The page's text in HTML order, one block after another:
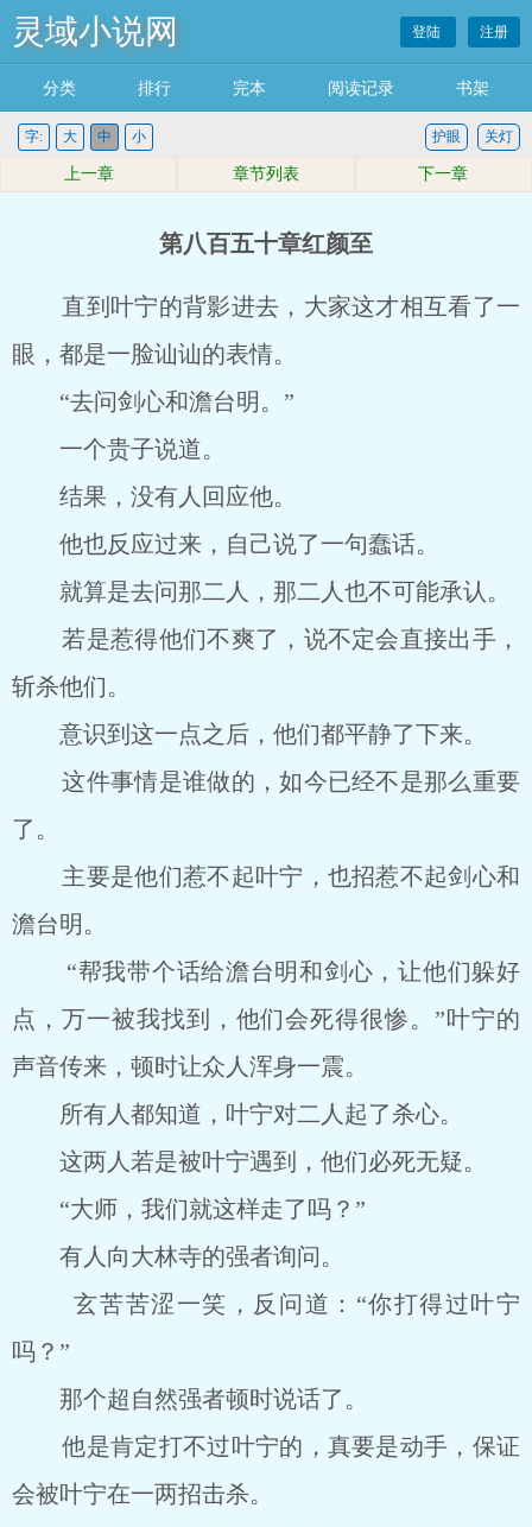
灵域小说网 登陆 注册
分类 排行 完本 阅读记录 书架
字: 大 中 小 关灯
护眼
上一章 章节列表 下一章
第八百五十章红颜至
直到叶宁的背影进去，大家这才相互看了一
眼，都是一脸讪讪的表情。
“去问剑心和澹台明。”
一个贵子说道。
结果，没有人回应他。
他也反应过来，自己说了一句蠢话。
就算是去问那二人，那二人也不可能承认。
若是惹得他们不爽了，说不定会直接出手，
斩杀他们。
意识到这一点之后，他们都平静了下来。
这件事情是谁做的，如今已经不是那么重要
了。
主要是他们惹不起叶宁，也招惹不起剑心和
澹台明。
“帮我带个话给澹台明和剑心，让他们躲好
点，万一被我找到，他们会死得很惨。”叶宁的
声音传来，顿时让众人浑身一震。
所有人都知道，叶宁对二人起了杀心。
这两人若是被叶宁遇到，他们必死无疑。
“大师，我们就这样走了吗？”
有人向大林寺的强者询问。
玄苦苦涩一笑，反问道：“你打得过叶宁
吗？”
那个超自然强者顿时说话了。
他是肯定打不过叶宁的，真要是动手，保证
会被叶宁在一两招击杀。